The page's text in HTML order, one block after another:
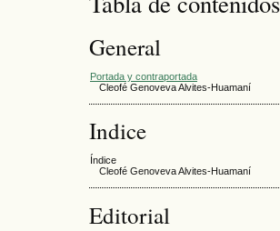
General
Portada y contraportada
Cleofé Genoveva Alvites-Huamaní
Indice
Índice
Cleofé Genoveva Alvites-Huamaní
Editorial